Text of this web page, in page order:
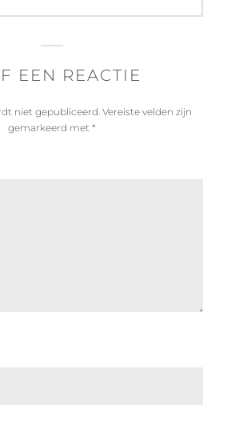
EEN REACTIE
niet gepubliceerd. Vereiste velden zijn
gemarkeerd met *